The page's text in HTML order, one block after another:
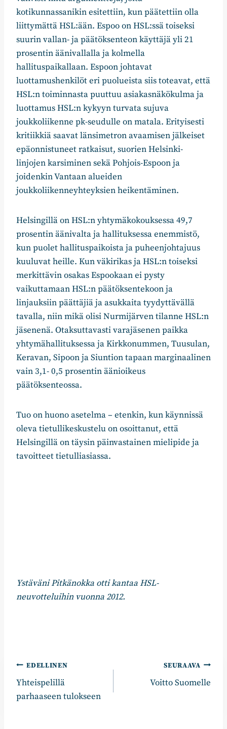
kotikunnassanikin esitettiin, kun päätettiin olla
liittymättä HSL:ään. Espoo on HSL:ssä toiseksi
suurin vallan- ja päätöksenteon käyttäjä yli 21
prosentin äänivallalla ja kolmella
hallituspaikallaan. Espoon johtavat
luottamushenkilöt eri puolueista siis toteavat, että
HSL:n toiminnasta puuttuu asiakasnäkökulma ja
luottamus HSL:n kykyyn turvata sujuva
joukkoliikenne pk-seudulle on matala. Erityisesti
kritiikkiä saavat länsimetron avaamisen jälkeiset
epäonnistuneet ratkaisut, suorien Helsinki-
linjojen karsiminen sekä Pohjois-Espoon ja
joidenkin Vantaan alueiden
joukkoliikenneyhteyksien heikentäminen.
Helsingillä on HSL:n yhtymäkokouksessa 49,7
prosentin äänivalta ja hallituksessa enemmistö,
kun puolet hallituspaikoista ja puheenjohtajuus
kuuluvat heille. Kun väkirikas ja HSL:n toiseksi
merkittävin osakas Espookaan ei pysty
vaikuttamaan HSL:n päätöksentekoon ja
linjauksiin päättäjiä ja asukkaita tyydyttävällä
tavalla, niin mikä olisi Nurmijärven tilanne HSL:n
jäsenenä. Otaksuttavasti varajäsenen paikka
yhtymähallituksessa ja Kirkkonummen, Tuusulan,
Keravan, Sipoon ja Siuntion tapaan marginaalinen
vain 3,1- 0,5 prosentin äänioikeus
päätöksenteossa.
Tuo on huono asetelma – etenkin, kun käynnissä
oleva tietullikeskustelu on osoittanut, että
Helsingillä on täysin päinvastainen mielipide ja
tavoitteet tietulliasiassa.
Ystäväni Pitkänokka otti kantaa HSL-
neuvotteluihin vuonna 2012.
Artikkelien
selaus
EDELLINEN
Yhteispelillä
parhaaseen tulokseen
SEURAAVA
Voitto Suomelle